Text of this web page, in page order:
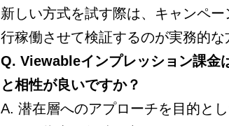
新しい方式を試す際は、キャンペ
行稼働させて検証するのが実務的な
Q. Viewableインプレッション課金
と相性が良いですか？
A. 潜在層へのアプローチを目的と